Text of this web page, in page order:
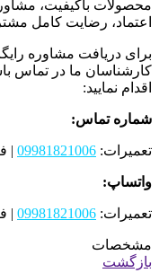
محصولات باکیفیت،
اعتماد، رضایت کامل
برای دریافت مشاوره
کارشناسان ما در تماس
اقدام نمایید:
شماره تماس:
تعمیرات: 09981821006
|
واتساپ:
تعمیرات: 09981821006
|
مشخصات
بازگشت